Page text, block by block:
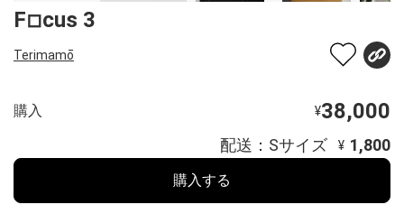
F◽︎cus 3
Terimamō
購入 ¥38,000
配送：Sサイズ ¥ 1,800
購入する